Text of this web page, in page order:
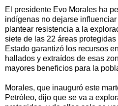
El presidente Evo Morales ha
indígenas no dejarse
plantear resistencia a la
siete de las 22 áreas
Estado garantizó los recursos
hallados y extraídos de esas
mayores beneficios para la
Morales, que inauguró este
Petróleo, dijo que se va a